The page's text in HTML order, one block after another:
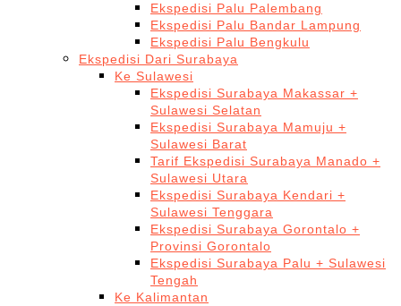
Ekspedisi Palu Palembang
Ekspedisi Palu Bandar Lampung
Ekspedisi Palu Bengkulu
Ekspedisi Dari Surabaya
Ke Sulawesi
Ekspedisi Surabaya Makassar +
Sulawesi Selatan
Ekspedisi Surabaya Mamuju +
Sulawesi Barat
Tarif Ekspedisi Surabaya Manado +
Sulawesi Utara
Ekspedisi Surabaya Kendari +
Sulawesi Tenggara
Ekspedisi Surabaya Gorontalo +
Provinsi Gorontalo
Ekspedisi Surabaya Palu + Sulawesi
Tengah
Ke Kalimantan